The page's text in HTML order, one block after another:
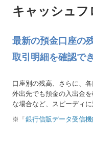
キャッシュフ
最新の預金口座の
取引明細を確認で
口座別の残高、さらに、
外出先でも預金の入出金
な場合など、スピーディに
※「銀行信販データ受信